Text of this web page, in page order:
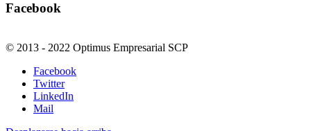
Facebook
© 2013 - 2022 Optimus Empresarial SCP
Facebook
Twitter
LinkedIn
Mail